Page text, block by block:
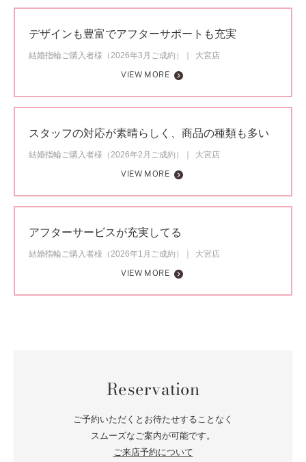
デザインも豊富でアフターサポートも充実
結婚指輪ご購入者様（2026年3月ご成約）
大宮店
VIEW MORE
スタッフの対応が素晴らしく、商品の種類も多い
結婚指輪ご購入者様（2026年2月ご成約）
大宮店
VIEW MORE
アフターサービスが充実してる
結婚指輪ご購入者様（2026年1月ご成約）
大宮店
VIEW MORE
Reservation
ご予約いただくとお待たせすることなく
スムーズなご案内が可能です。
ご来店予約について